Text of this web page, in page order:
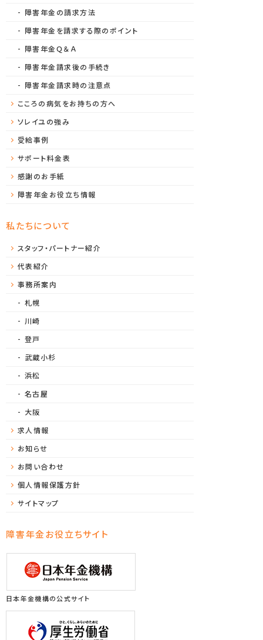
障害年金の請求方法
障害年金を請求する際のポイント
障害年金Ｑ＆Ａ
障害年金請求後の手続き
障害年金請求時の注意点
こころの病気をお持ちの方へ
ソレイユの強み
受給事例
サポート料金表
感謝のお手紙
障害年金お役立ち情報
私たちについて
スタッフ・パートナー紹介
代表紹介
事務所案内
札幌
川崎
登戸
武蔵小杉
浜松
名古屋
大阪
求人情報
お知らせ
お問い合わせ
個人情報保護方針
サイトマップ
障害年金お役立ちサイト
日本年金機構の公式サイト